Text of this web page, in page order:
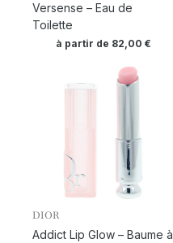
Versense – Eau de
Toilette
à partir de 82,00 €
DIOR
Addict Lip Glow – Baume à